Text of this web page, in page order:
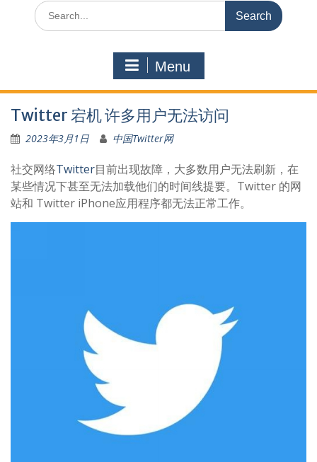
Search
for:
Menu
Twitter 宕机 许多用户无法访问
2023年3月1日 中国Twitter网
社交网络Twitter目前出现故障，大多数用户无法刷新，在
某些情况下甚至无法加载他们的时间线提要。Twitter 的网
站和 Twitter iPhone应用程序都无法正常工作。